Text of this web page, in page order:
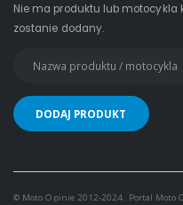
Nie ma produktu lub motocykla
zostanie dodany.
© Moto Opinie 2012-2024. Portal Moto